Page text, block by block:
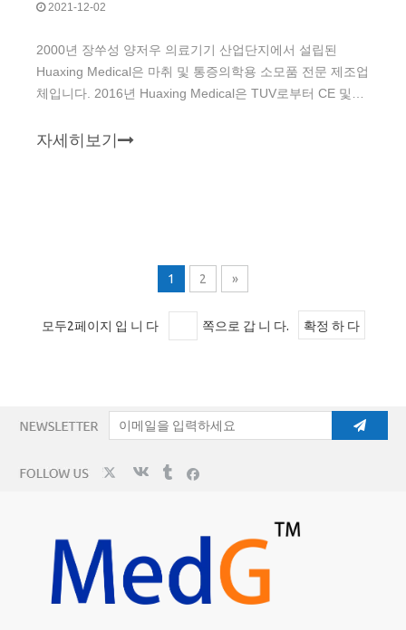
2021-12-02
2000년 장쑤성 양저우 의료기기 산업단지에서 설립된
Huaxing Medical은 마취 및 통증의학용 소모품 전문 제조업
체입니다. 2016년 Huaxing Medical은 TUV로부터 CE 및
료했습니다.
자세히보기
1 2 »
모두2페이지 입 니 다 쪽으로 갑 니 다. 확정 하 다